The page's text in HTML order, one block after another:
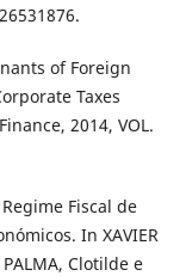
of Foreign
Taxes
2014, VOL.
Fiscal de
In XAVIER
PALMA, Clotilde e